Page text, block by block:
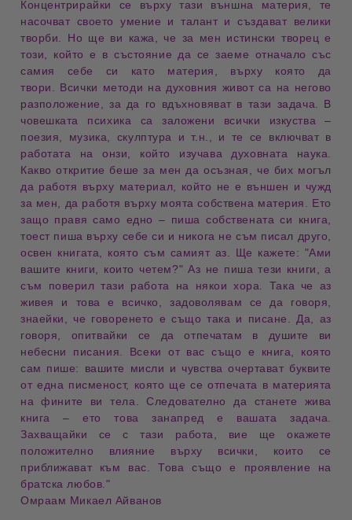
Концентрирайки се върху тази външна материя , те
насочват своето умение и талант и създават велики
творби . Но ще ви кажа, че за мен истински творец е
този, който е в състояние да се заеме отначало със
самия себе си
като материя
, върху която да
твори. Всички методи на духовния живот са на негово
разположение, за да го вдъхновяват в тази задача. В
човешката психика са заложени всички изкуства –
поезия
музика скулптура
и т.н., и те се включват в
работата на онзи, който изучава духовната наука
Какво откритие беше за мен да осъзная, че бих могъл
да работя върху материал, който не е външен и чужд
за мен , да работя върху моята собствена материя
Ето
защо правя само едно – пиша собствената си книга
тоест пиша върху себе си и никога не съм писал друго,
освен книгата, която съм самият аз . Ще кажете: "Ами
вашите книги, които четем?" Аз не пиша тези книги, а
съм поверил тази работа на някои хора . Така че аз
живея и това е всичко
, задоволявам се да говоря,
знаейки, че говоренето е също така и писане
Да, аз
говоря, опитвайки се да отпечатам в душите ви
небесни писания . Всеки от вас също е книга, която
сам пише: вашите мисли и чувства очертават буквите
от една писменост, която ще се отпечата в материята
на фините ви тела . Следователно да станете жива
книга
– ето това занапред е вашата задача.
Захващайки се с тази работа, вие ще окажете
положително влияние върху всички, които се
приближават към вас. Това също е проявление на
братска любов ."
Омраам Микаел Айванов